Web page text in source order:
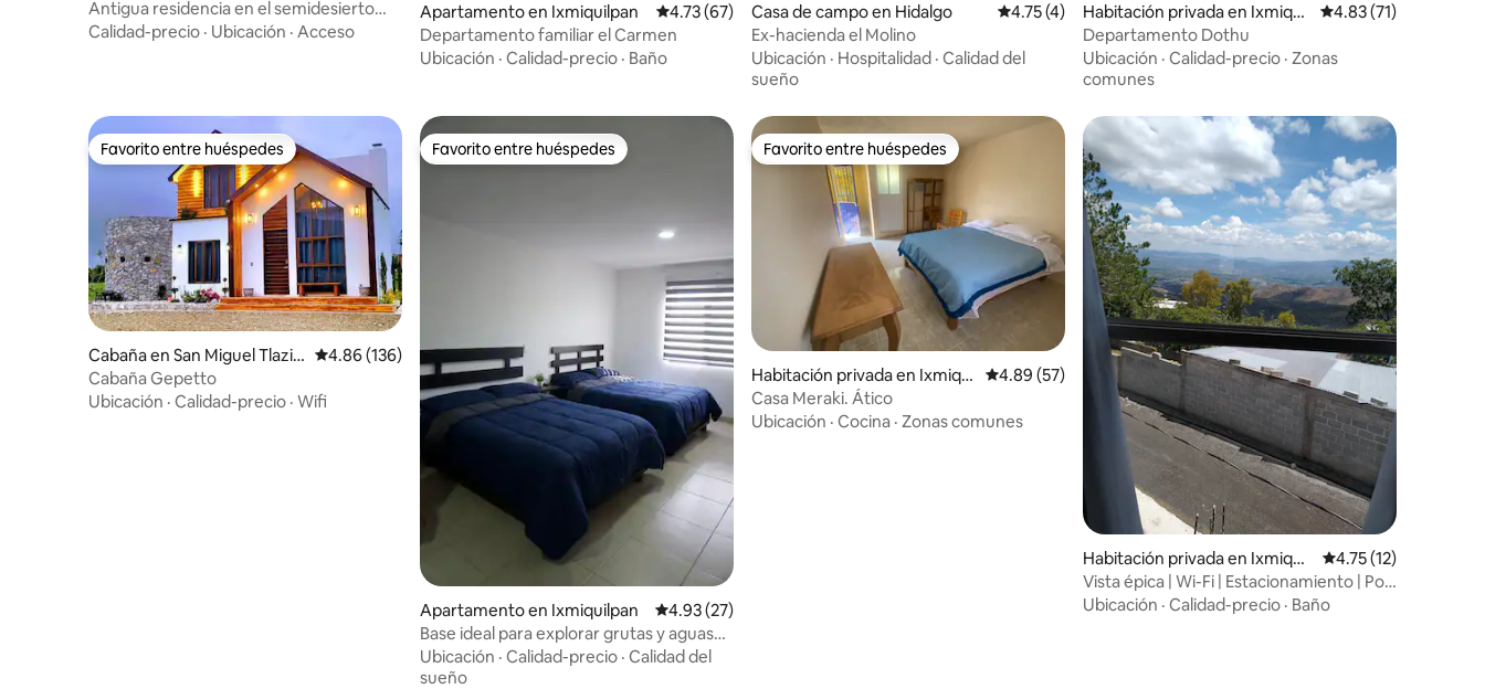
Antigua residencia en el semidesierto
DONGÜ 1803
Calidad-precio · Ubicación · Acceso
Apartamento en Ixmiquilpan Calificación promedio: 4.73 de 5, 67 reseñas
4.73 (67)
Departamento familiar el Carmen
Ubicación · Calidad-precio · Baño
Casa de campo en Hidalgo Calificación promedio: 4.75 de 5, 4 reseñas
4.75 (4)
Ex-hacienda el Molino
Ubicación · Hospitalidad · Calidad del
sueño
Habitación privada en Ixmiquil
pan
Calificación
4.83 (71)
Departamento Dothu
Ubicación · Calidad-precio · Zonas
comunes
Favorito entre huéspedes
Favorito entre huéspedes
Cabaña en San Miguel Tlazin
tla
Calificación promedio: 4.86 de 5, 136 reseñas
4.86 (136)
Cabaña Gepetto
Ubicación · Calidad-precio · Wifi
Favorito entre huéspedes
Favorito entre huéspedes
Apartamento en Ixmiquilpan Calificación promedio: 4.93 de 5, 27 reseñas
4.93 (27)
Base ideal para explorar grutas y aguas
termales
Ubicación · Calidad-precio · Calidad del
sueño
Favorito entre huéspedes
Favorito entre huéspedes
Habitación privada en Ixmiqui
lpan
Calificación promedio: 4.89 de 5, 57 reseñas
4.89 (57)
Casa Meraki. Ático
Ubicación · Cocina · Zonas comunes
Habitación privada en Ixmiquil
pan
Calificación
4.75 (12)
Vista épica | Wi-Fi | Estacionamiento | Por
Tolantongo
Ubicación · Calidad-precio · Baño